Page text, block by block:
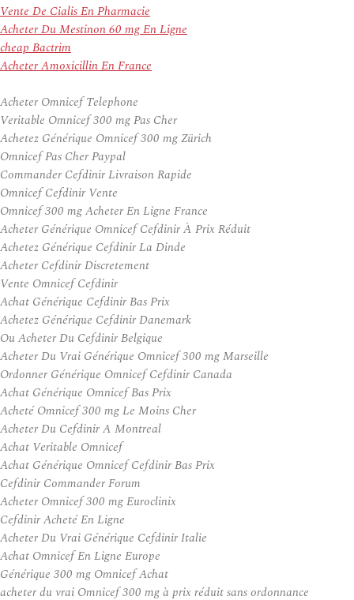
Vente De Cialis En Pharmacie
Acheter Du Mestinon 60 mg En Ligne
cheap Bactrim
Acheter Amoxicillin En France
Acheter Omnicef Telephone
Veritable Omnicef 300 mg Pas Cher
Achetez Générique Omnicef 300 mg Zürich
Omnicef Pas Cher Paypal
Commander Cefdinir Livraison Rapide
Omnicef Cefdinir Vente
Omnicef 300 mg Acheter En Ligne France
Acheter Générique Omnicef Cefdinir À Prix Réduit
Achetez Générique Cefdinir La Dinde
Acheter Cefdinir Discretement
Vente Omnicef Cefdinir
Achat Générique Cefdinir Bas Prix
Achetez Générique Cefdinir Danemark
Ou Acheter Du Cefdinir Belgique
Acheter Du Vrai Générique Omnicef 300 mg Marseille
Ordonner Générique Omnicef Cefdinir Canada
Achat Générique Omnicef Bas Prix
Acheté Omnicef 300 mg Le Moins Cher
Acheter Du Cefdinir A Montreal
Achat Veritable Omnicef
Achat Générique Omnicef Cefdinir Bas Prix
Cefdinir Commander Forum
Acheter Omnicef 300 mg Euroclinix
Cefdinir Acheté En Ligne
Acheter Du Vrai Générique Cefdinir Italie
Achat Omnicef En Ligne Europe
Générique 300 mg Omnicef Achat
acheter du vrai Omnicef 300 mg à prix réduit sans ordonnance